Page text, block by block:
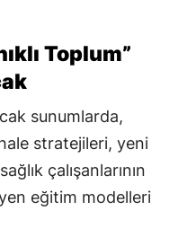
Toplum”
sunumlarda,
stratejileri, yeni
çalışanlarının
eğitim modelleri